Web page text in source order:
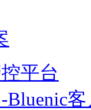
平台
Bluenic